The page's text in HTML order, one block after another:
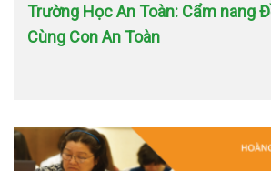
Trường Học An Toàn: Cẩm nang
Cùng Con An Toàn